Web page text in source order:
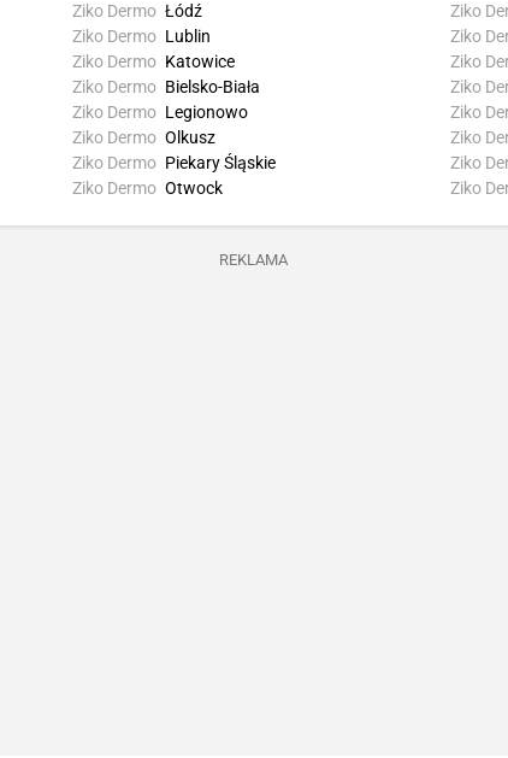
Ziko Dermo Łódź
Ziko Dermo Lublin
Ziko Dermo Katowice
Ziko Dermo Bielsko-Biała
Ziko
Ziko
Ziko
Ziko
Ziko Dermo Legionowo
Ziko Dermo Olkusz
Ziko Dermo Piekary Śląskie
Ziko Dermo Otwock
Ziko
Ziko
Ziko
Ziko
REKLAMA